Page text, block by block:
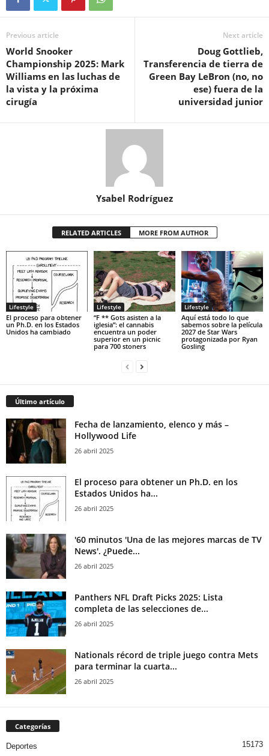
Previous article
World Snooker
Championship 2025: Mark
Williams en las luchas de
la vista y la próxima
cirugía
Next article
Doug Gottlieb,
Transferencia de tierra de
Green Bay LeBron (no, no
ese) fuera de la
universidad junior
Ysabel Rodríguez
RELATED ARTICLES MORE FROM AUTHOR
Lifestyle
El proceso para obtener
un Ph.D. en los Estados
Unidos ha cambiado
Lifestyle
“F ** Gots asisten a la
iglesia”: el cannabis
encuentra un poder
superior en un picnic
para 700 stoners
Lifestyle
Aquí está todo lo que
sabemos sobre la película
2027 de Star Wars
protagonizada por Ryan
Gosling
Último artículo
Fecha de lanzamiento, elenco y más –
Hollywood Life
26 abril 2025
El proceso para obtener un Ph.D. en los
Estados Unidos ha...
26 abril 2025
'60 minutos 'Una de las mejores marcas de TV
News'. ¿Puede...
26 abril 2025
Panthers NFL Draft Picks 2025: Lista
completa de las selecciones de...
26 abril 2025
Nationals récord de triple juego contra Mets
para terminar la cuarta...
26 abril 2025
Categorías
Deportes 15173